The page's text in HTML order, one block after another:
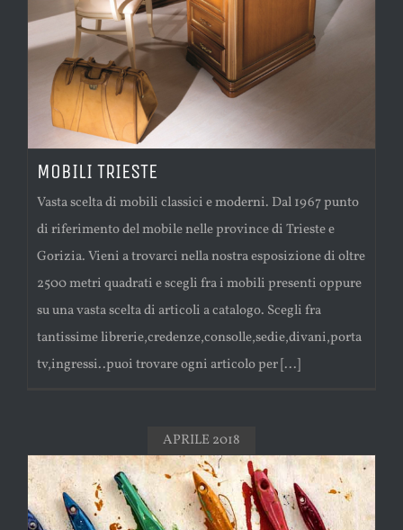
MOBILI TRIESTE
Vasta scelta di mobili classici e moderni. Dal 1967 punto
di riferimento del mobile nelle province di Trieste e
Gorizia. Vieni a trovarci nella nostra esposizione di oltre
2500 metri quadrati e scegli fra i mobili presenti oppure
su una vasta scelta di articoli a catalogo. Scegli fra
tantissime librerie,credenze,consolle,sedie,divani,porta
tv,ingressi..puoi trovare ogni articolo per [...]
APRILE 2018